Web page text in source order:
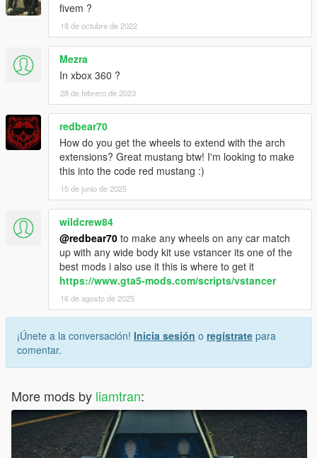
fivem ?
18 de octubre de 2022
Mezra
In xbox 360 ?
28 de febrero de 2023
redbear70
How do you get the wheels to extend with the arch
extensions? Great mustang btw! I'm looking to make
this into the code red mustang :)
15 de junio de 2025
wildcrew84
@redbear70 to make any wheels on any car match
up with any wide body kit use vstancer its one of the
best mods i also use it this is where to get it
https://www.gta5-mods.com/scripts/vstancer
16 de agosto de 2025
¡Únete a la conversación! Inicia sesión o regístrate para
comentar.
More mods by liamtran: